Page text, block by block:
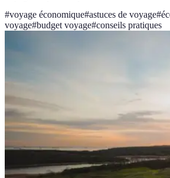
#voyage économique#astuces de voyage#
voyage#budget voyage#conseils pratiques